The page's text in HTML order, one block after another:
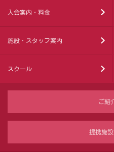
入会案内・料金
施設・スタッフ案内
スクール
ご紹
提携施